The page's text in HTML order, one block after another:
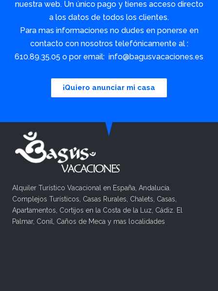
nuestra web. Un único pago y tienes acceso directo
a los datos de todos los clientes.
Para mas informaciones no dudes en ponerse en
contacto con nosotros telefónicamente al :
610.89.35.05 o por email: info@bagusvacaciones.es
¡Quiero anunciar mi casa
Alquiler Turístico Vacacional en España, Andalucía.
Complejos Turísticos, Casas Rurales, Chalets, Casas,
Apartamentos, Cortijos en la Costa de la Luz, Cádiz. El
Palmar, Conil, Caños de Meca y mas localidades